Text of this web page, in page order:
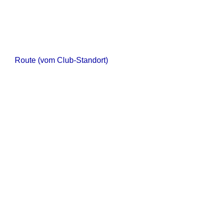
Route (vom Club-Standort)